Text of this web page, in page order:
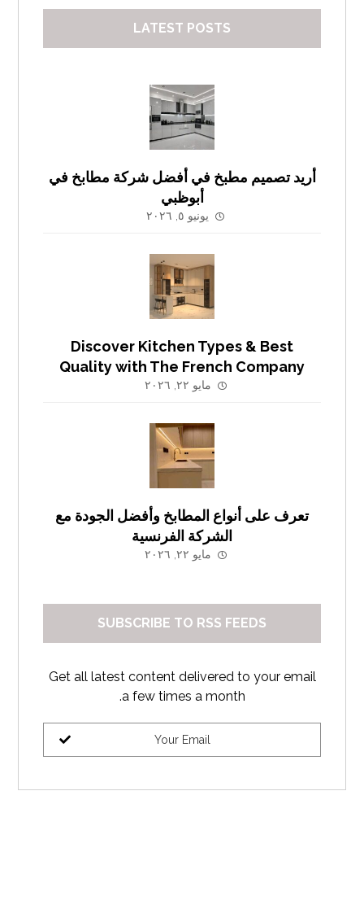
LATEST POSTS
أريد تصميم مطبخ في أفضل شركة مطابخ في
أبوظبي
يونيو ٥, ٢٠٢٦
Discover Kitchen Types & Best
Quality with The French Company
مايو ٢٢, ٢٠٢٦
تعرف على أنواع المطابخ وأفضل الجودة مع
الشركة الفرنسية
مايو ٢٢, ٢٠٢٦
SUBSCRIBE TO RSS FEEDS
Get all latest content delivered to your email
a few times a month.